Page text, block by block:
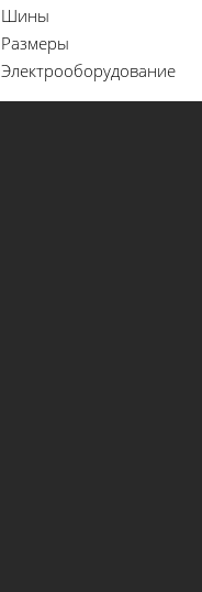
Шины
Размеры
Электрооборудование